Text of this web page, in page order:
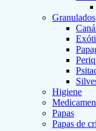
Granulados
Higiene
Papas
Papas de